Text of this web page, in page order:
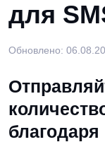
для
Обновлено: